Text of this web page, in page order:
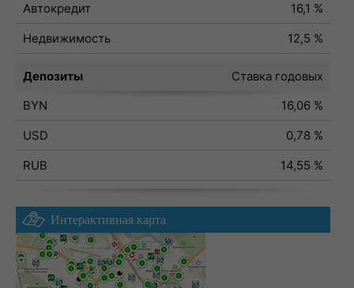
Автокредит
16,1 %
Недвижимость
12,5 %
Депозиты
Ставка годовых
BYN
16,06 %
USD
0,78 %
RUB
14,55 %
Интерактивная карта